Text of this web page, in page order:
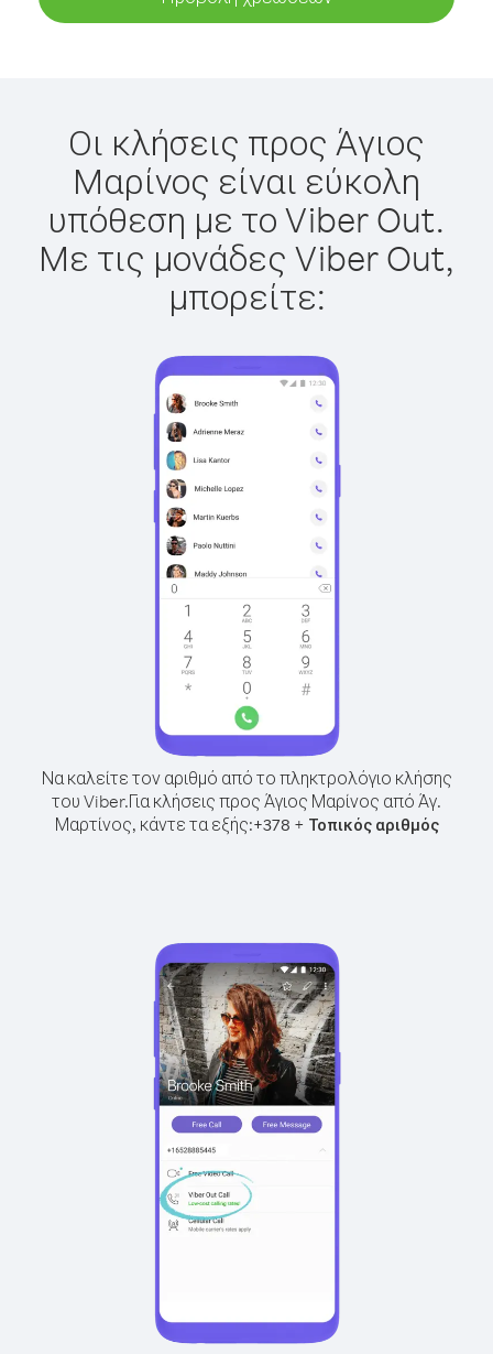
Οι κλήσεις προς Άγιος
Μαρίνος είναι εύκολη
υπόθεση με το Viber Out.
Με τις μονάδες Viber Out,
μπορείτε:
Να καλείτε τον αριθμό από το πληκτρολόγιο κλήσης
του Viber.Για κλήσεις προς Άγιος Μαρίνος από Άγ.
Μαρτίνος, κάντε τα εξής:+378 + Τοπικός αριθμός